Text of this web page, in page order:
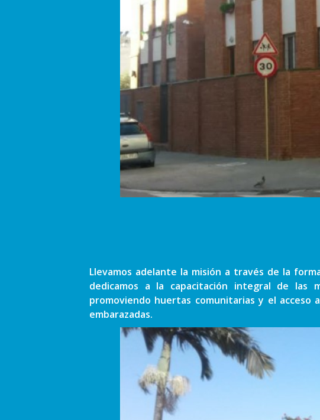
Llevamos adelante la misión a través de la
dedicamos a la capacitación integral de las
promoviendo huertas comunitarias y el acceso
embarazadas.